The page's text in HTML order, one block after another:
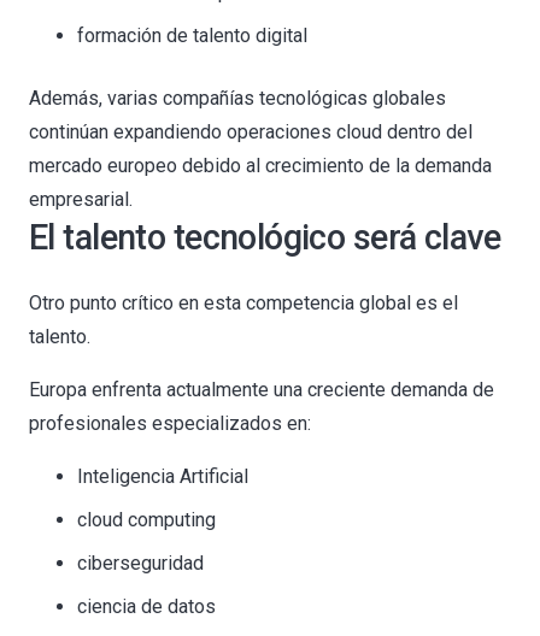
formación de talento digital
Además, varias compañías tecnológicas globales
continúan expandiendo operaciones cloud dentro del
mercado europeo debido al crecimiento de la demanda
empresarial.
El talento tecnológico será clave
Otro punto crítico en esta competencia global es el
talento.
Europa enfrenta actualmente una creciente demanda de
profesionales especializados en:
Inteligencia Artificial
cloud computing
ciberseguridad
ciencia de datos